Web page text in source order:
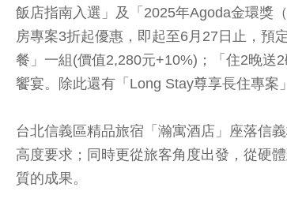
飯店指南入選」及「2025年Agoda金環獎
房專案3折起優惠，即起至6月27日止，預
餐」一組(價值2,280元+10%)；「住2晚送
饗宴。除此還有「Long Stay尊享長住專案
台北信義區精品旅宿「瀚寓酒店」座落信
高度要求；同時更從旅客角度出發，從硬
質的成果。